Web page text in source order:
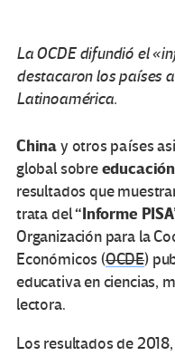
La OCDE difundió el
destacaron los países
Latinoamérica.
Chinay otros países
global sobreeducación
resultados que
trata del“Informe
Organización para la
Económicos (OCDE)
educativa en ciencias,
lectora.
Los resultados de